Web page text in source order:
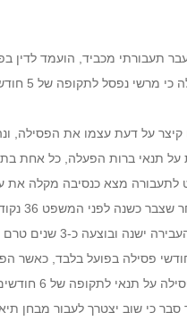
לתקופה של 5 חודשים על ידי בית המשפט לתעבורה בפתח
כל אחת בת 5 חודשי פסילה, ובסה"כ עמד נגדו 10 חודשי פסילה על תנאי ברי הפעלה.
מצא כנסיבה מקלה את
בעובדה כי
6 חודשי פסילה בפועל בלבד,
כי שוב יצטרך לעבור מבחן